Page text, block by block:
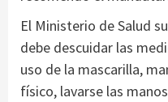
El Ministerio de Salud
debe descuidar las
uso de la mascarilla,
físico, lavarse las